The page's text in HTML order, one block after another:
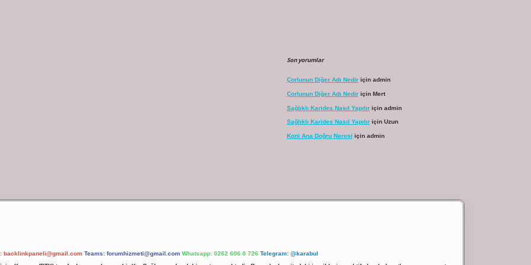
Son yorumlar
Çorlunun Diğer Adı Nediriçin admin
Çorlunun Diğer Adı Nediriçin Mert
Sağlıklı Karides Nasıl Yapılıriçin admin
Sağlıklı Karides Nasıl Yapılıriçin Uzun
Koni Ana Doğru Neresi için admin
backlinkpaneli@gmail.com Teams: forumhizmeti@gmail.com Whatsapp: 0262 606 0 726 Telegram: @karabul